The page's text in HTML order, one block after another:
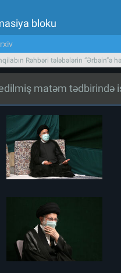
bloku
Rəhbəri tələbələrin “Ərbəin”ə
matəm tədbirində